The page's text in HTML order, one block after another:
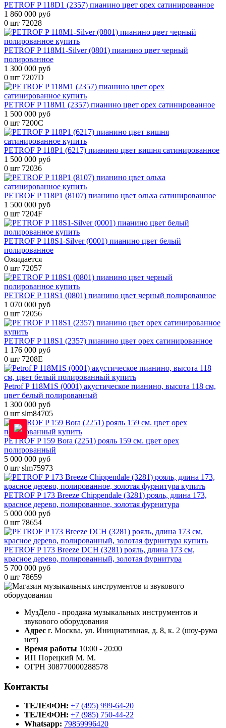
PETROF P 118D1 (2357) пианино цвет орех сатинированное
1 860 000 руб
0 шт 72028
PETROF P 118M1-Silver (0801) пианино цвет черный
полированное
1 300 000 руб
0 шт 7207D
PETROF P 118M1 (2357) пианино цвет орех сатинированное
1 500 000 руб
0 шт 7200C
PETROF P 118P1 (6217) пианино цвет вишня сатинированное
1 500 000 руб
0 шт 72036
PETROF P 118P1 (8107) пианино цвет ольха сатинированное
1 500 000 руб
0 шт 7204F
PETROF P 118S1-Silver (0001) пианино цвет белый
полированное
Ожидается
0 шт 72057
PETROF P 118S1 (0801) пианино цвет черный полированное
1 070 000 руб
0 шт 72056
PETROF P 118S1 (2357) пианино цвет орех сатинированное
1 176 000 руб
0 шт 7208E
Petrof P 118M1S (0001) акустическое пианино, высота 118 см,
цвет белый полированный
1 300 000 руб
0 шт slm84705
PETROF P 159 Bora (2251) рояль 159 см. цвет орех
полированный
5 000 000 руб
0 шт slm75973
PETROF P 173 Breeze Chippendale (3281) рояль, длина 173,
красное дерево, полированное, золотая фурнитура
5 000 000 руб
0 шт 78654
PETROF P 173 Breeze DCH (3281) рояль, длина 173 см,
красное дерево, полированный, золотая фурнитура
5 700 000 руб
0 шт 78659
МузДело - продажа музыкальных инструментов и
звукового оборудования
Адрес г. Москва, ул. Инициативная, д. 8, к. 2 (шоу-рума
нет)
Время работы 10:00 - 20:00
ИП Порецкий М. М.
ОГРН 308770000288578
Контакты
ТЕЛЕФОН: +7 (495) 999-64-20
ТЕЛЕФОН: +7 (985) 750-44-22
Whatsapp: 79859996420